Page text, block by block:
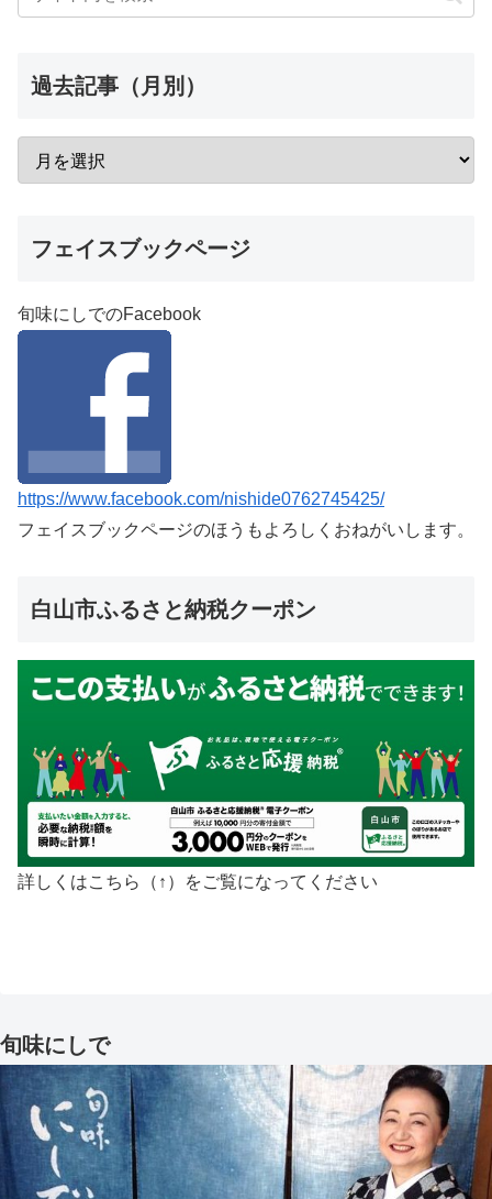
過去記事（月別）
フェイスブックページ
旬味にしでのFacebook
https://www.facebook.com/nishide0762745425/
フェイスブックページのほうもよろしくおねがいします。
白山市ふるさと納税クーポン
詳しくはこちら（↑）をご覧になってください
旬味にしで